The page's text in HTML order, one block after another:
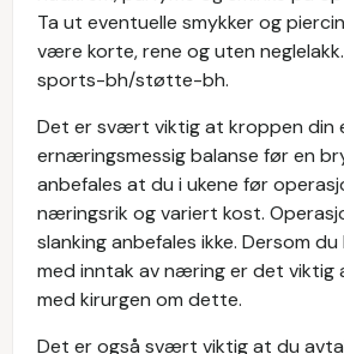
Ta ut eventuelle smykker og
være korte, rene og uten
sports-bh/støtte-bh.
Det er svært viktig at kroppen din
ernæringsmessig balanse før en
anbefales at du i ukene før
næringsrik og variert kost.
slanking anbefales ikke. Dersom
med inntak av næring er det viktig
med kirurgen om dette.
Det er også svært viktig at du